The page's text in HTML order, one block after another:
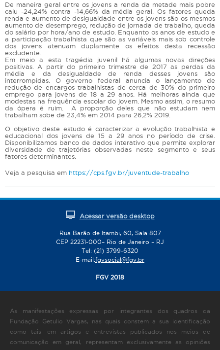
De maneira geral entre os jovens a renda da metade mais pobre
caiu -24,24% contra -14,66% da média geral. Os fatores queda
renda e aumento de desigualdade entre os jovens são os mesmos
aumento de desemprego, redução de jornada de trabalho, queda
do salário por hora/ano de estudo. Enquanto os anos de estudo e
a participação trabalhista que são as variáveis mais sob controle
dos jovens atenuam duplamente os efeitos desta recessão
excludente.
Em meio a esta tragédia juvenil há algumas novas direções
positivas. A partir do primeiro trimestre de 2017 as perdas da
média e da desigualdade de renda desses jovens são
interrompidas. O governo federal anuncia o lançamento de
redução de encargos trabalhistas de cerca de 30% do primeiro
emprego para jovens de 18 a 29 anos. Há melhoras ainda que
modestas na frequência escolar do jovem. Mesmo assim, o resumo
da ópera é ruim. A proporção deles que não estudam nem
trabalham sobe de 23,4% em 2014 para 26,2% 2019.
O objetivo deste estudo é caracterizar a evolução trabalhista e
educacional dos jovens de 15 a 29 anos no período de crise.
Disponibilizamos banco de dados interativo que permite explorar
diversidade de trajetórias observadas neste segmento e seus
fatores determinantes.
Veja a pesquisa em https://cps.fgv.br/juventude-trabalho
Acessar versão desktop
Rua Barão de Itambi, 60, Sala 807
CEP 22231-000– Rio de Janeiro – RJ
Tel: (21) 3799-6320
E-mail:fgvsocial@fgv.br
FGV 2018
As manifestações expressas por integrantes dos quadros da
Fundação Getulio Vargas, nas quais constem a sua identificação
como tais, em artigos e entrevistas publicados nos meios de
comunicação em geral, representam exclusivamente as opiniões